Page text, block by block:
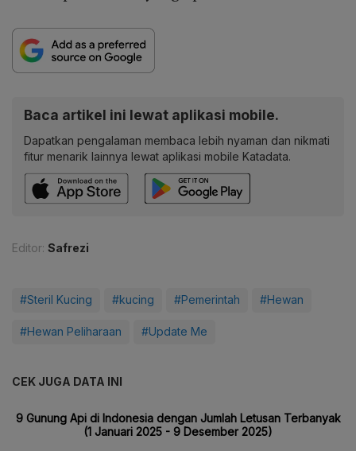
Baca artikel ini lewat aplikasi mobile.
Dapatkan pengalaman membaca lebih nyaman dan nikmati
fitur menarik lainnya lewat aplikasi mobile Katadata.
Editor: Safrezi
#Steril Kucing #kucing #Pemerintah #Hewan
#Hewan Peliharaan #Update Me
CEK JUGA DATA INI